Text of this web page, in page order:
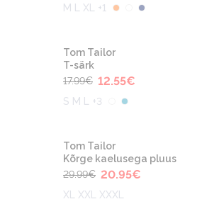
M L XL +1
-30%
Tom Tailor
T-särk
17.99€ 12.55€
S M L +3
-30%
Tom Tailor
Kõrge kaelusega pluus
29.99€ 20.95€
XL XXL XXXL